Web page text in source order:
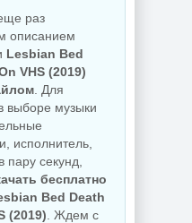
раз
описанием
Lesbian Bed
VHS (2019)
. Для
выборе музыки
исполнитель,
секунд,
бесплатно
Bed Death
(2019) . Ждем с